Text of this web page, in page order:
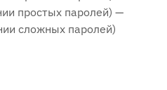
простых паролей) —
сложных паролей)